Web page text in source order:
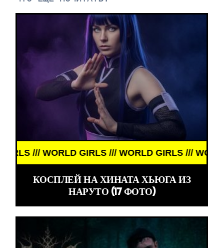
/// WORLD GIRLS /// WORLD GIRLS /// WORLD
КОСПЛЕЙ НА ХИНАТА ХЬЮГА ИЗ
НАРУТО (17 ФОТО)